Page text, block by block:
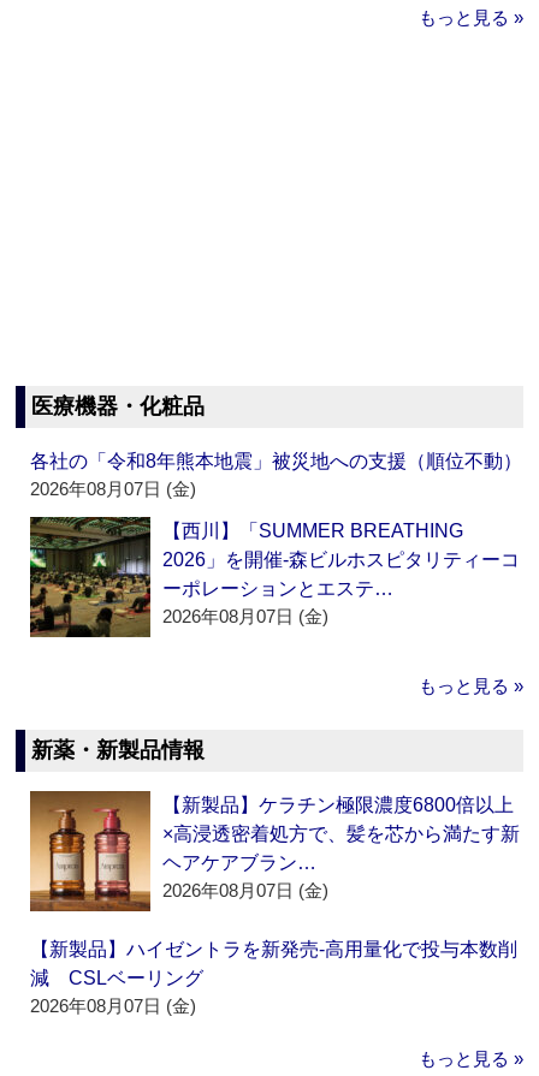
もっと見る »
医療機器・化粧品
各社の「令和8年熊本地震」被災地への支援（順位不動）
2026年08月07日 (金)
【西川】「SUMMER BREATHING
2026」を開催‐森ビルホスピタリティーコ
ーポレーションとエステ…
2026年08月07日 (金)
もっと見る »
新薬・新製品情報
【新製品】ケラチン極限濃度6800倍以上
×高浸透密着処方で、髪を芯から満たす新
ヘアケアブラン…
2026年08月07日 (金)
【新製品】ハイゼントラを新発売‐高用量化で投与本数削
減 CSLベーリング
2026年08月07日 (金)
もっと見る »